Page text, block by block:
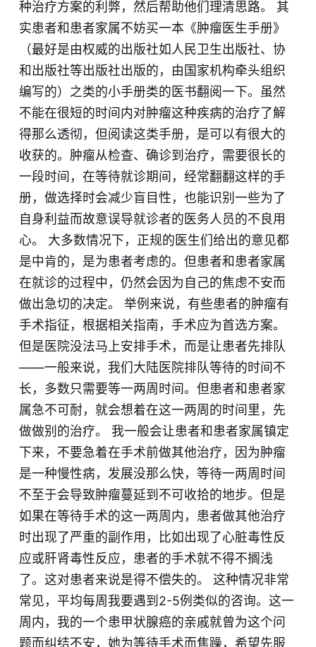
种治疗方案的利弊，然后帮助他们理清思路。 其
实患者和患者家属不妨买一本《肿瘤医生手册》
（最好是由权威的出版社如人民卫生出版社、协
和出版社等出版社出版的，由国家机构牵头组织
编写的）之类的小手册类的医书翻阅一下。虽然
不能在很短的时间内对肿瘤这种疾病的治疗了解
得那么透彻，但阅读这类手册，是可以有很大的
收获的。肿瘤从检查、确诊到治疗，需要很长的
一段时间，在等待就诊期间，经常翻翻这样的手
册，做选择时会减少盲目性，也能识别一些为了
自身利益而故意误导就诊者的医务人员的不良用
心。 大多数情况下，正规的医生们给出的意见都
是中肯的，是为患者考虑的。但患者和患者家属
在就诊的过程中，仍然会因为自己的焦虑不安而
做出急切的决定。 举例来说，有些患者的肿瘤有
手术指征，根据相关指南，手术应为首选方案。
但是医院没法马上安排手术，而是让患者先排队
——一般来说，我们大陆医院排队等待的时间不
长，多数只需要等一两周时间。但患者和患者家
属急不可耐，就会想着在这一两周的时间里，先
做做别的治疗。 我一般会让患者和患者家属镇定
下来，不要急着在手术前做其他治疗，因为肿瘤
是一种慢性病，发展没那么快，等待一两周时间
不至于会导致肿瘤蔓延到不可收拾的地步。但是
如果在等待手术的这一两周内，患者做其他治疗
时出现了严重的副作用，比如出现了心脏毒性反
应或肝肾毒性反应，患者的手术就不得不搁浅
了。这对患者来说是得不偿失的。 这种情况非常
常见，平均每周我要遇到2-5例类似的咨询。这一
周内，我的一个患甲状腺癌的亲戚就曾为这个问
题而纠结不安，她为等待手术而焦躁，希望先服